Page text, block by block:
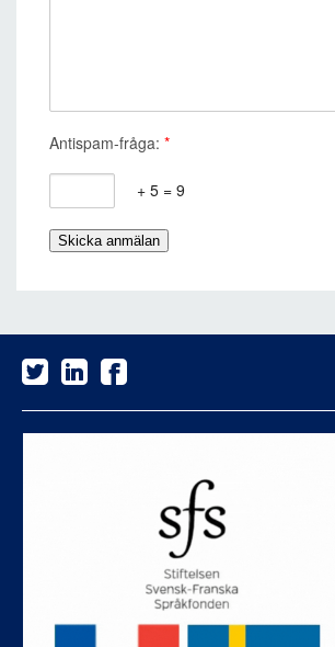
Antispam-fråga: *
+ 5 = 9